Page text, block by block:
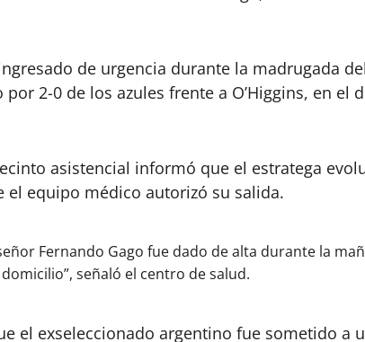
de urgencia durante la madrugada
2-0 de los azules frente a O’Higgins, en el
asistencial informó que el estratega
equipo médico autorizó su salida.
Fernando Gago fue dado de alta durante la
señaló el centro de salud.
el exseleccionado argentino fue sometido a